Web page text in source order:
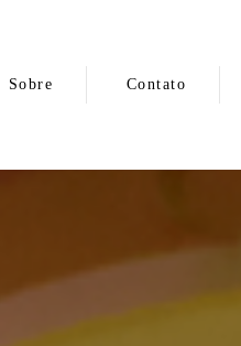
Sobre Contato